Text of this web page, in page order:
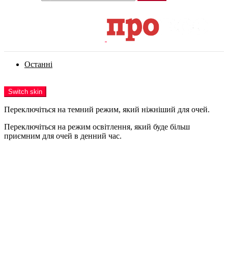
Останні
Switch skin
Переключіться на темний режим, який ніжніший для очей.
Переключіться на режим освітлення, який буде більш
приємним для очей в денний час.